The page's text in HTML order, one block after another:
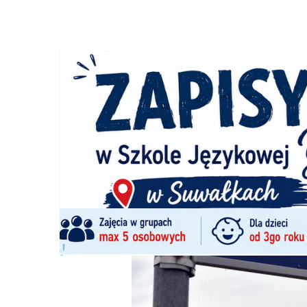
Ścieżka
nawigacyjna
Strona główna
MOTORYZACJA 11/09/2025 / 0 Komentarzy
Ul. Targowa zamknięta